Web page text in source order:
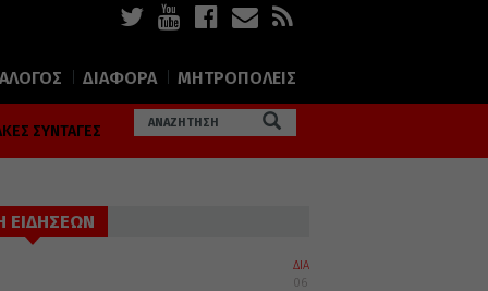
ΔΙΑΦΟΡΑ ΜΗΤΡΟΠΟΛΕΙΣ
ΣΥΝΤΑΓΕΣ
ΕΙΔΗΣΕΩΝ
ΔΙΑΛΟΓΟΣ
06